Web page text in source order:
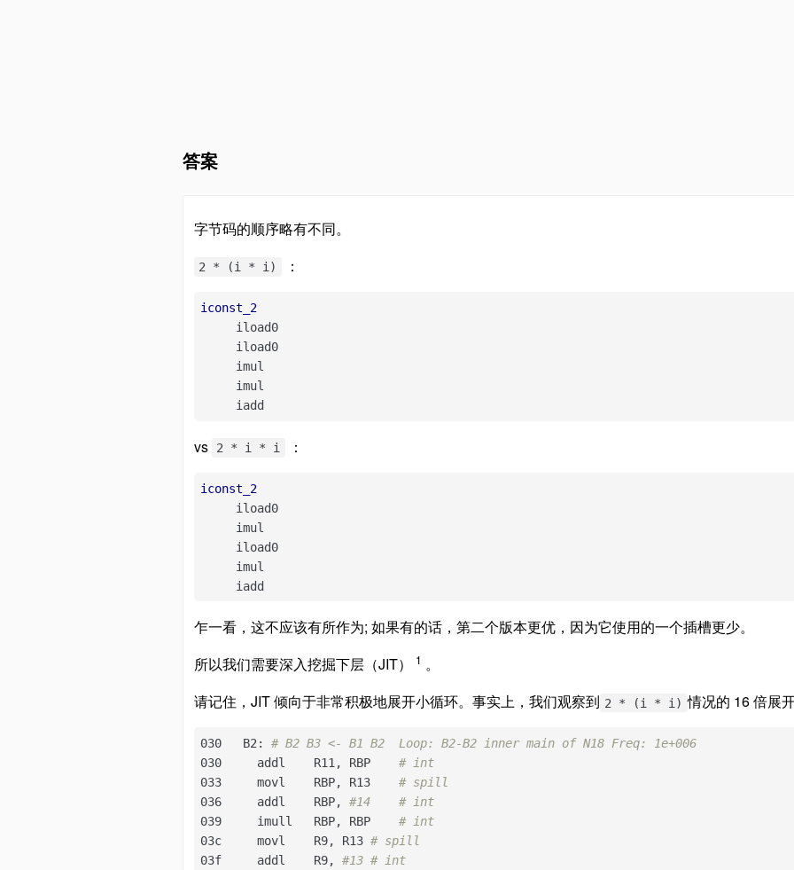
答案
字节码的顺序略有不同。
2 * (i * i) ：
iconst_2
     iload0
     iload0
     imul
     imul
     iadd
vs 2 * i * i ：
iconst_2
     iload0
     imul
     iload0
     imul
     iadd
乍一看，这不应该有所作为; 如果有的话，第二个版本更优，因为它使用的一个插槽更少。
所以我们需要深入挖掘下层（JIT）
1 。
请记住，JIT 倾向于非常积极地展开小循环。事实上，我们观察到 2 * (i * i) 情况的 16 倍展
030   B2: # B2 B3 <- B1 B2  Loop: B2-B2 inner main of N18 Freq: 1e+006
030     addl    R11, RBP # int
033     movl    RBP, R13 # spill
036     addl    RBP, #14    # int
039     imull   RBP, RBP # int
03c     movl    R9, R13 # spill
03f     addl    R9, #13 # int